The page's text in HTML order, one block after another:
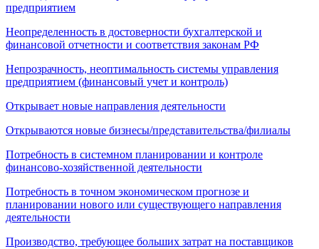
предприятием
Неопределенность в достоверности бухгалтерской и
финансовой отчетности и соответствия законам РФ
Непрозрачность, неоптимальность системы управления
предприятием (финансовый учет и контроль)
Открывает новые направления деятельности
Открываются новые бизнесы/представительства/филиалы
Потребность в системном планировании и контроле
финансово-хозяйственной деятельности
Потребность в точном экономическом прогнозе и
планировании нового или существующего направления
деятельности
Производство, требующее больших затрат на поставщиков